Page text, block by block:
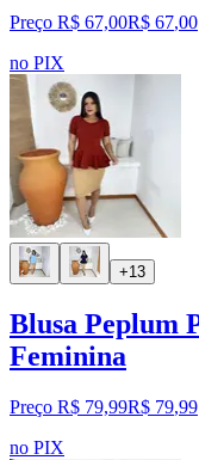
Preço R$ 67,00R$ 67,00
no PIX
+13
Blusa Peplum
Feminina
Preço R$ 79,99R$ 79,99
no PIX